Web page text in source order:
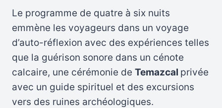
Le programme de quatre à six nuits
emmène les voyageurs dans un voyage
d’auto-réflexion avec des expériences telles
que la guérison sonore dans un cénote
calcaire, une cérémonie de Temazcal privée
avec un guide spirituel et des excursions
vers des ruines archéologiques.